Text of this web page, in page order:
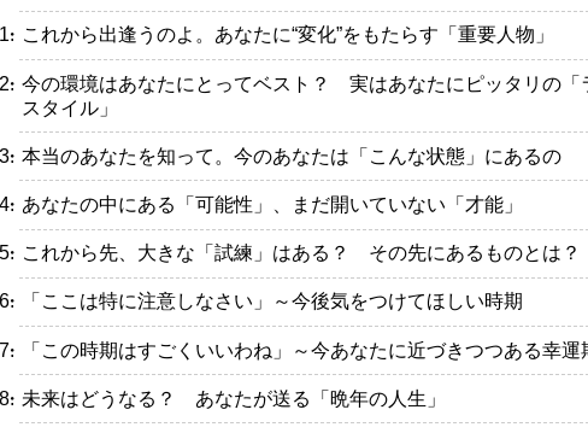
・これから出逢うのよ。あなたに“変化”をもたらす「重要人物」
・今の環境はあなたにとってベスト？ 実はあなたにピッタリの「
スタイル」
・本当のあなたを知って。今のあなたは「こんな状態」にあるの
・あなたの中にある「可能性」、まだ開いていない「才能」
・これから先、大きな「試練」はある？ その先にあるものとは？
・「ここは特に注意しなさい」～今後気をつけてほしい時期
・「この時期はすごくいいわね」～今あなたに近づきつつある幸運
・未来はどうなる？ あなたが送る「晩年の人生」